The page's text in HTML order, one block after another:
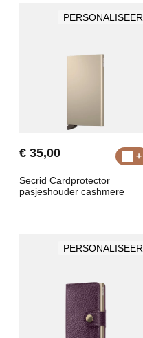
PERSONALISEER
€ 35,00
Secrid Cardprotector
pasjeshouder cashmere
PERSONALISEER